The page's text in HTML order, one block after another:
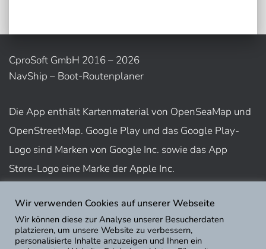
CproSoft GmbH 2016 – 2026
NavShip – Boot-Routenplaner
Die App enthält Kartenmaterial von OpenSeaMap und
OpenStreetMap. Google Play und das Google Play-
Logo sind Marken von Google Inc. sowie das App
Store-Logo eine Marke der Apple Inc.
Nutzungsbedingungen
Impressum
Datenschutz
Wir verwenden Cookies auf unserer Webseite
Wir können diese zur Analyse unserer Besucherdaten
platzieren, um unsere Website zu verbessern,
personalisierte Inhalte anzuzeigen und Ihnen ein